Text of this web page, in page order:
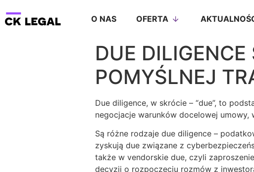
O NAS OFERTA
DUE
POMYŚLNEJ
Due diligence, w skrócie – “due”, to
negocjacje warunków docelowej
Są różne rodzaje due diligence –
zyskują due związane z
także w vendorskie due, czyli
decyzji o rozpoczęciu rozmów z